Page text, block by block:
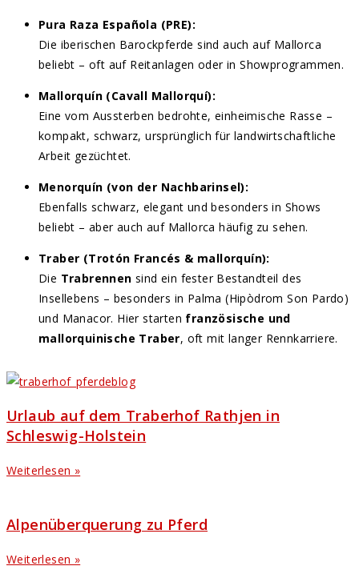
Pura Raza Española (PRE):
Die iberischen Barockpferde sind auch auf Mallorca
beliebt – oft auf Reitanlagen oder in Showprogrammen.
Mallorquín (Cavall Mallorquí):
Eine vom Aussterben bedrohte, einheimische Rasse –
kompakt, schwarz, ursprünglich für landwirtschaftliche
Arbeit gezüchtet.
Menorquín (von der Nachbarinsel):
Ebenfalls schwarz, elegant und besonders in Shows
beliebt – aber auch auf Mallorca häufig zu sehen.
Traber (Trotón Francés & mallorquín):
Die Trabrennen sind ein fester Bestandteil des
Insellebens – besonders in Palma (Hipòdrom Son Pardo)
und Manacor. Hier starten französische und
mallorquinische Traber, oft mit langer Rennkarriere.
Urlaub auf dem Traberhof Rathjen in
Schleswig-Holstein
Weiterlesen »
Alpenüberquerung zu Pferd
Weiterlesen »